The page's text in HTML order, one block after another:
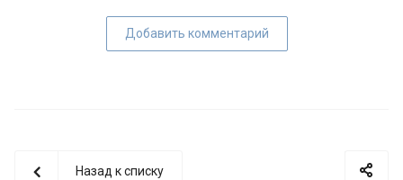
Добавить комментарий
Назад к списку